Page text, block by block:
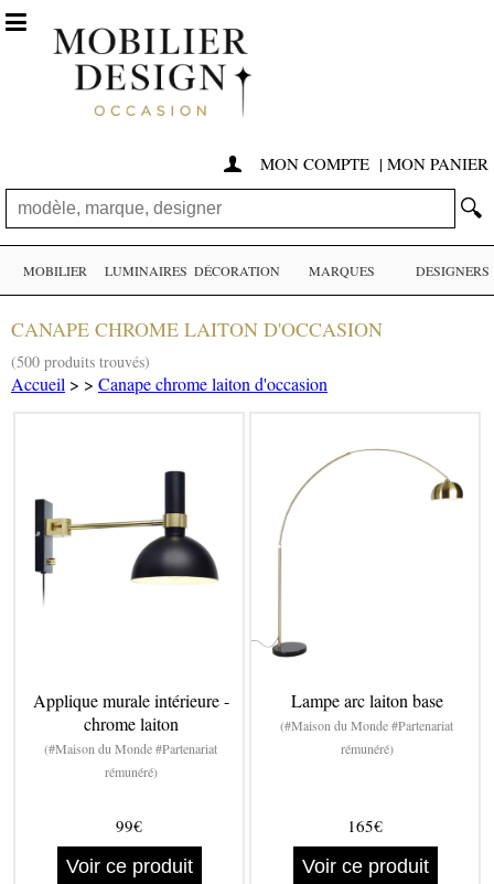
 MON COMPTE | MON PANIER
🔍

MOBILIER LUMINAIRES DÉCORATION MARQUES DESIGNERS
CANAPE CHROME LAITON D'OCCASION
(500 produits trouvés)
Accueil > > Canape chrome laiton d'occasion
Applique murale intérieure -
chrome laiton
(#Maison du Monde #Partenariat
rémunéré)
99€
Voir ce produit
Lampe arc laiton base
(#Maison du Monde #Partenariat
rémunéré)
165€
Voir ce produit